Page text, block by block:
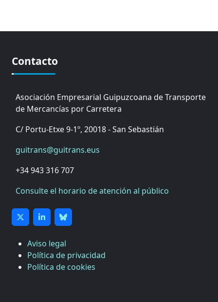
Contacto
Asociación Empresarial Guipuzcoana de Transporte
de Mercancías por Carretera
C/ Portu-Etxe 9-1º, 20018 - San Sebastián
guitrans@guitrans.eus
+34 943 316 707
Consulte el horario de atención al público
Aviso legal
Política de privacidad
Política de cookies